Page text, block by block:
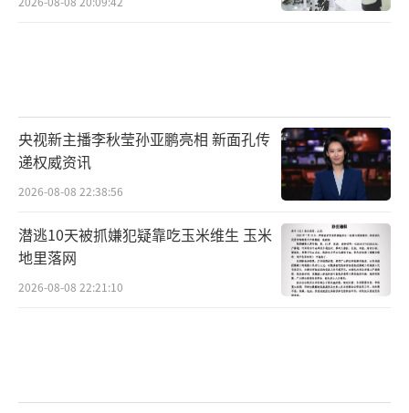
央视新主播李秋莹孙亚鹏亮相 新面孔传
递权威资讯
2026-08-08 22:38:56
潜逃10天被抓嫌犯疑靠吃玉米维生 玉米
地里落网
2026-08-08 22:21:10